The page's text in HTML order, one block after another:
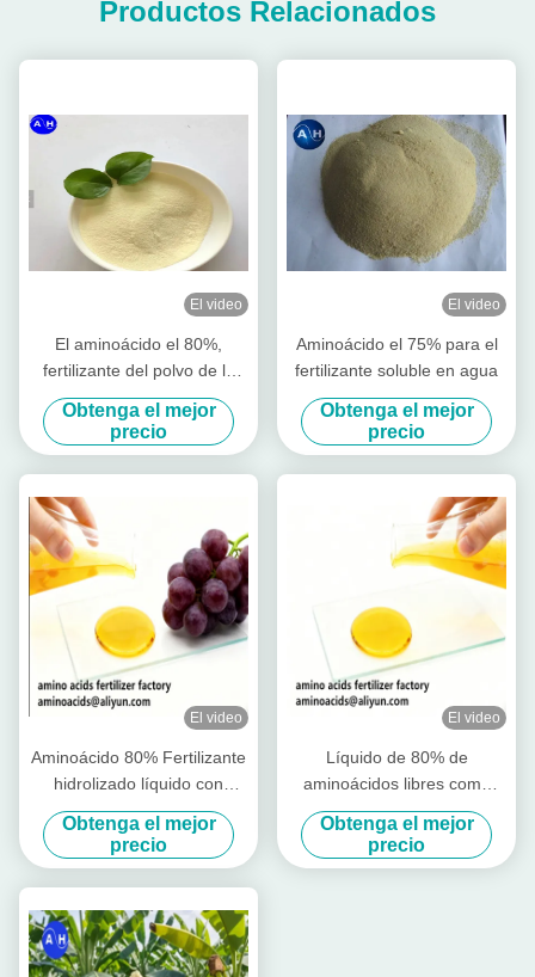
Productos Relacionados
El video
El aminoácido el 80%,
fertilizante del polvo de la
agricultura del aminoácido
estimula crecimiento de la
raíz
Obtenga el mejor
precio
El video
Aminoácido el 75% para el
fertilizante soluble en agua
Obtenga el mejor
precio
El video
Aminoácido 80% Fertilizante
hidrolizado líquido con
aminoácidos libres ≥ 750 g/l
Nitrógeno total ≥ 12,0% y
alta solubilidad para la
agricultura ecológica
Obtenga el mejor
precio
El video
Líquido de 80% de
aminoácidos libres como
materia prima para la
producción de fertilizantes
solubles en agua
Obtenga el mejor
precio